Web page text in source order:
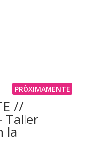
PRÓXIMAMENTE
//
Taller
la